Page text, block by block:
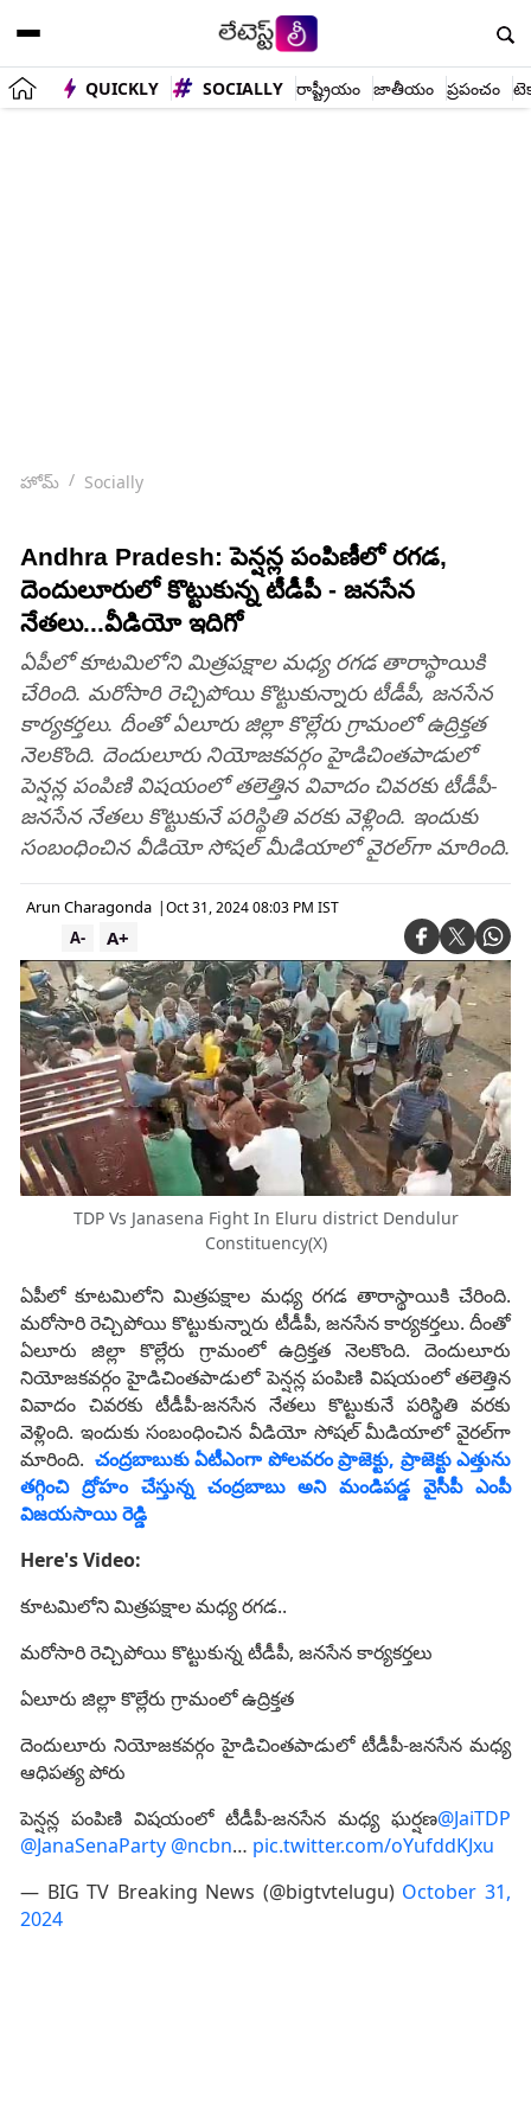
QUICKLY SOCIALLY రాష్ట్రీయం జాతీయం ప్రపంచం
హోమ్ Socially
Andhra Pradesh: పెన్షన్ల పంపిణీలో రగడ,
దెందులూరులో కొట్టుకున్న టీడీపీ - జనసేన
నేతలు...వీడియో ఇదిగో
ఏపీలో కూటమిలోని మిత్రపక్షాల మధ్య రగడ తారాస్థాయికి
చేరింది. మరోసారి రెచ్చిపోయి కొట్టుకున్నారు టీడీపీ, జనసేన
కార్యకర్తలు. దీంతో ఏలూరు జిల్లా కొల్లేరు గ్రామంలో ఉద్రిక్తత
నెలకొంది. దెందులూరు నియోజకవర్గం హైడిచింతపాడులో
పెన్షన్ల పంపిణి విషయంలో తలెత్తిన వివాదం చివరకు టీడీపీ-
జనసేన నేతలు కొట్టుకునే పరిస్థితి వరకు వెళ్లింది. ఇందుకు
సంబంధించిన వీడియో సోషల్ మీడియాలో వైరల్‌గా మారింది.
Arun Charagonda |Oct 31, 2024 08:03 PM IST
A+
A-
TDP Vs Janasena Fight In Eluru district Dendulur
Constituency(X)
ఏపీలో కూటమిలోని మిత్రపక్షాల మధ్య రగడ తారాస్థాయికి చేరింది.
మరోసారి రెచ్చిపోయి కొట్టుకున్నారు టీడీపీ, జనసేన కార్యకర్తలు. దీంతో
ఏలూరు జిల్లా కొల్లేరు గ్రామంలో ఉద్రిక్తత నెలకొంది. దెందులూరు
నియోజకవర్గం హైడిచింతపాడులో పెన్షన్ల పంపిణి విషయంలో తలెత్తిన
వివాదం చివరకు టీడీపీ-జనసేన నేతలు కొట్టుకునే పరిస్థితి వరకు
వెళ్లింది. ఇందుకు సంబంధించిన వీడియో సోషల్ మీడియాలో వైరల్‌గా
మారింది. చంద్రబాబుకు ఏటీఎంగా పోలవరం ప్రాజెక్టు, ప్రాజెక్టు ఎత్తును
తగ్గించి ద్రోహం చేస్తున్న చంద్రబాబు అని మండిపడ్డ వైసీపీ ఎంపీ
విజయసాయి రెడ్డి
Here's Video:
కూటమిలోని మిత్రపక్షాల మధ్య రగడ..
మరోసారి రెచ్చిపోయి కొట్టుకున్న టీడీపీ, జనసేన కార్యకర్తలు
ఏలూరు జిల్లా కొల్లేరు గ్రామంలో ఉద్రిక్తత
దెందులూరు నియోజకవర్గం హైడిచింతపాడులో టీడీపీ-జనసేన మధ్య
ఆధిపత్య పోరు
పెన్షన్ల పంపిణి విషయంలో టీడీపీ-జనసేన మధ్య ఘర్షణ@JaiTDP
@JanaSenaParty @ncbn… pic.twitter.com/oYufddKJxu
— BIG TV Breaking News (@bigtvtelugu) October 31,
2024